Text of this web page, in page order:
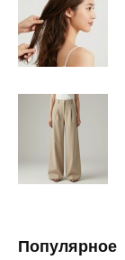
Популярное